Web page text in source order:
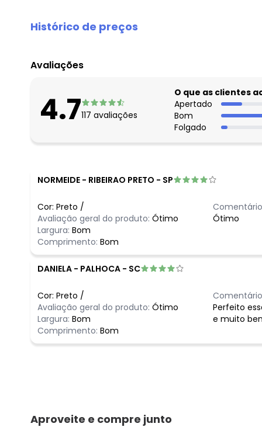
Histórico de preços
agosto/2026
maio/2026
abril/2026
fevereiro/2026
Avaliações
4.7117 avaliações
O que as clientes
Apertado
Bom
Folgado
NORMEIDE - RIBEIRAO PRETO - SP
Cor: Preto /
Avaliação geral do produto: Ótimo
Largura: Bom
Comprimento: Bom
Ótimo
DANIELA - PALHOCA - SC
Cor: Preto /
Avaliação geral do produto: Ótimo
Largura: Bom
Comprimento: Bom
Perfeito
e muito
Aproveite e compre junto